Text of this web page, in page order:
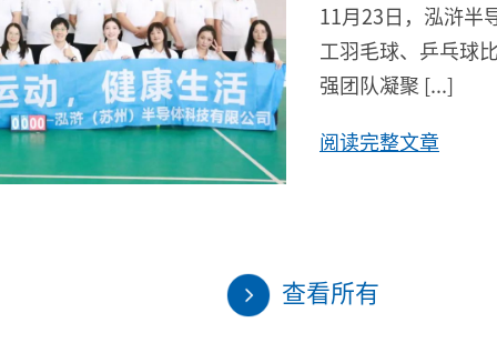
11月23日，泓浒
工羽毛球、乒乓球
强团队凝聚 [...]
阅读完整文章
查看所有